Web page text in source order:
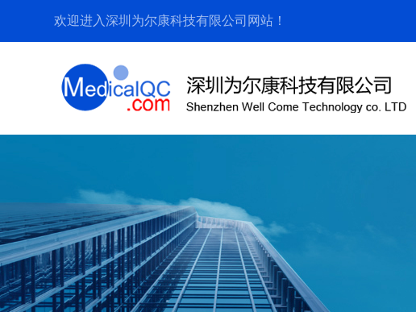
欢迎进入深圳为尔康科技有限公司网站！